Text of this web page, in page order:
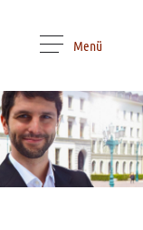
Menü